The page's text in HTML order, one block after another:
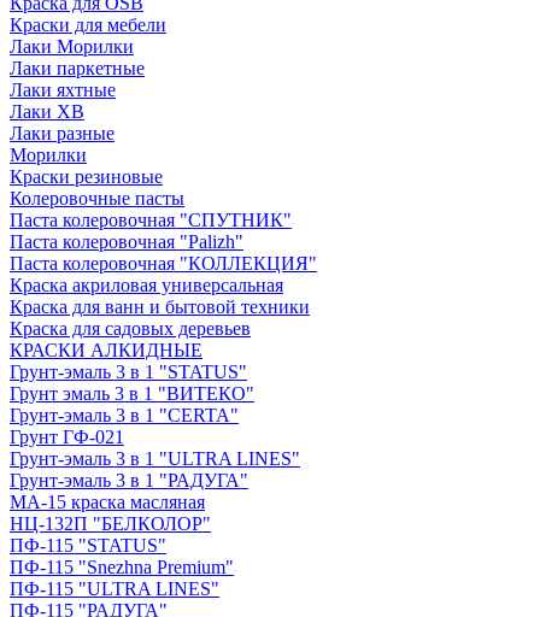
Краски для мебели
Лаки Морилки
Лаки паркетные
Лаки яхтные
Лаки ХВ
Лаки разные
Морилки
Краски резиновые
Колеровочные пасты
Паста колеровочная "СПУТНИК"
Паста колеровочная "Palizh"
Паста колеровочная "КОЛЛЕКЦИЯ"
Краска акриловая универсальная
Краска для ванн и бытовой техники
Краска для садовых деревьев
КРАСКИ АЛКИДНЫЕ
Грунт-эмаль 3 в 1 "STATUS"
Грунт эмаль 3 в 1 "ВИТЕКО"
Грунт-эмаль 3 в 1 "CERTA"
Грунт ГФ-021
Грунт-эмаль 3 в 1 "ULTRA LINES"
Грунт-эмаль 3 в 1 "РАДУГА"
МА-15 краска масляная
НЦ-132П "БЕЛКОЛОР"
ПФ-115 "STATUS"
ПФ-115 "Snezhna Premium"
ПФ-115 "ULTRA LINES"
ПФ-115 "РАДУГА"